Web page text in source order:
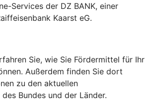
Services der DZ BANK, einer
Kaarst eG.
Sie, wie Sie Fördermittel für Ihr
Außerdem finden Sie dort
zu den aktuellen
Bundes und der Länder.